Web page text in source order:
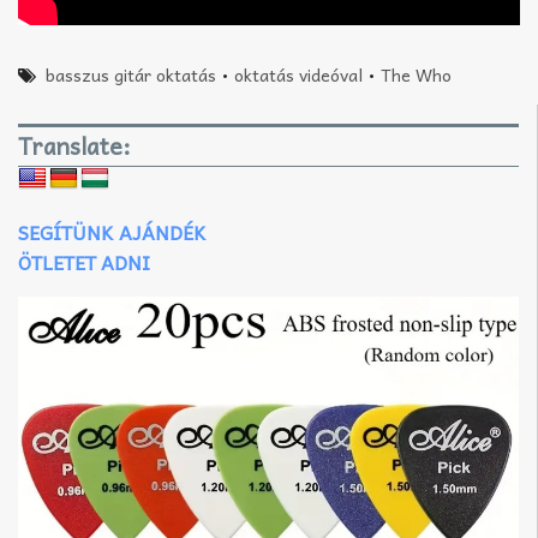
basszus gitár oktatás •oktatás videóval •The Who
Translate:
SEGÍTÜNK AJÁNDÉK
ÖTLETET ADNI